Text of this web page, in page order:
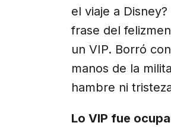
el viaje a
frase del
un VIP. Borró
manos de la
hambre ni
Lo VIP fue